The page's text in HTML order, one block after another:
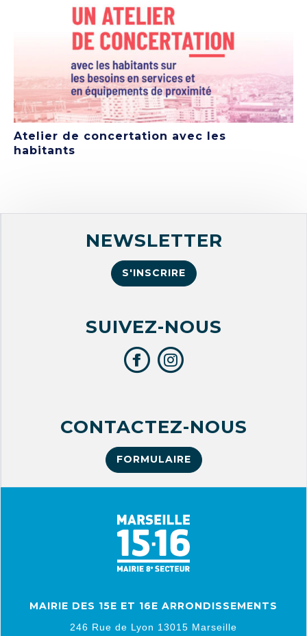
Atelier de concertation avec les
habitants
NEWSLETTER
S'INSCRIRE
SUIVEZ-NOUS
CONTACTEZ-NOUS
FORMULAIRE
MAIRIE DES 15E ET 16E ARRONDISSEMENTS
246 Rue de Lyon 13015 Marseille